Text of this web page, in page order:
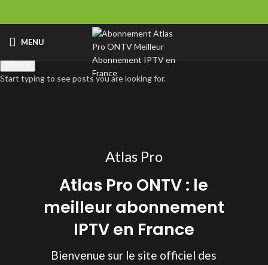
MENU
Atlas Pro
Atlas Pro ONTV : le
meilleur abonnement
IPTV en France
Bienvenue sur le site officiel des
Search
Start typing to see posts you are looking for.